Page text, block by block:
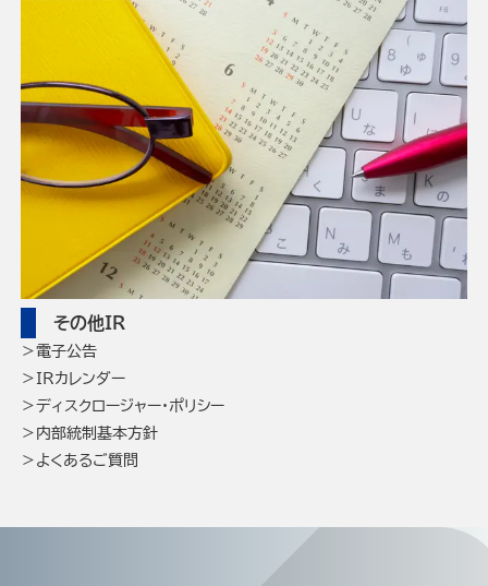
その他IR
電子公告
IRカレンダー
ディスクロージャー・ポリシー
内部統制基本方針
よくあるご質問